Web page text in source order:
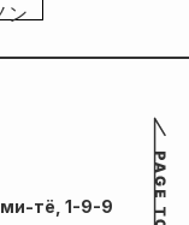
тё, 1-9-9